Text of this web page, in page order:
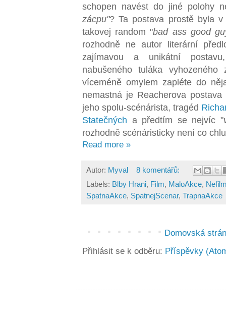
schopen navést do jiné polohy
zácpu"? Ta postava prostě byla
takovej random "bad ass good
rozhodně ne autor literární
zajímavou a unikátní
nabušeného tuláka
víceméně omylem zapléte do
nemastná je Reacherova
jeho spolu-scénárista, tragéd
Statečných a předtím se nejvíc "
rozhodně scénáristicky není co
Read more »
Autor: Myval
8 komentářů:
Labels: Blby Hrani, Film, MaloAkce,
SpatnaAkce, SpatnejScenar, TrapnaAkce
Domovská
Přihlásit se k odběru: Příspěvky